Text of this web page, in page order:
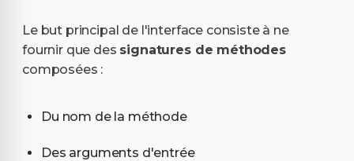
Le but principal de l'interface consiste à ne
fournir que des signatures de méthodes
composées :
Du nom de la méthode
Des arguments d'entrée